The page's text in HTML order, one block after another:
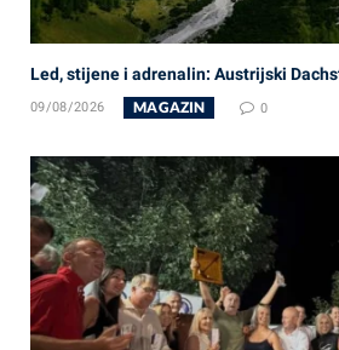
Led, stijene i adrenalin: Austrijski
09/08/2026 MAGAZIN 0